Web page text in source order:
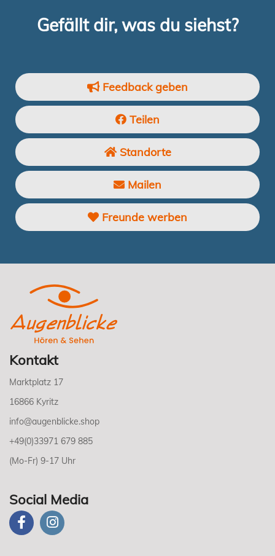
Gefällt dir, was du siehst?
Feedback geben
Teilen
Standorte
Mailen
Freunde werben
Kontakt
Marktplatz 17
16866 Kyritz
info@augenblicke.shop
+49(0)33971 679 885
(Mo-Fr) 9-17 Uhr
Social Media